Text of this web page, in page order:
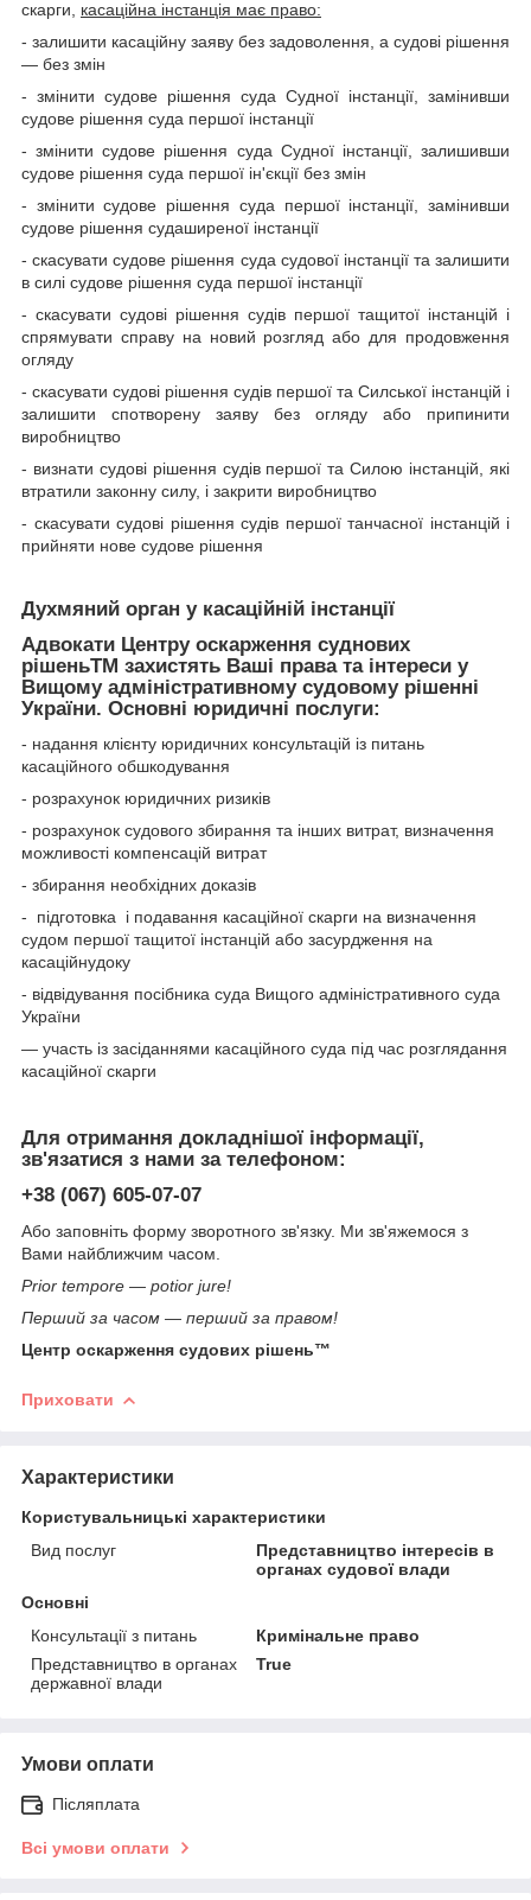
скарги, касаційна інстанція має право:
- залишити касаційну заяву без задоволення, а судові рішення
— без змін
- змінити судове рішення суда Судної інстанції, замінивши
судове рішення суда першої інстанції
- змінити судове рішення суда Судної інстанції, залишивши
судове рішення суда першої ін'єкції без змін
- змінити судове рішення суда першої інстанції, замінивши
судове рішення судаширеної інстанції
- скасувати судове рішення суда судової інстанції та залишити
в силі судове рішення суда першої інстанції
- скасувати судові рішення судів першої тащитої інстанцій і
спрямувати справу на новий розгляд або для продовження
огляду
- скасувати судові рішення судів першої та Силської інстанцій і
залишити спотворену заяву без огляду або припинити
виробництво
- визнати судові рішення судів першої та Силою інстанцій, які
втратили законну силу, і закрити виробництво
- скасувати судові рішення судів першої танчасної інстанцій і
прийняти нове судове рішення
Духмяний орган у касаційній інстанції
Адвокати Центру оскарження суднових
рішеньTM захистять Ваші права та інтереси у
Вищому адміністративному судовому рішенні
України. Основні юридичні послуги:
- надання клієнту юридичних консультацій із питань
касаційного обшкодування
- розрахунок юридичних ризиків
- розрахунок судового збирання та інших витрат, визначення
можливості компенсацій витрат
- збирання необхідних доказів
- підготовка і подавання касаційної скарги на визначення
судом першої тащитої інстанцій або засурдження на
касаційнудоку
- відвідування посібника суда Вищого адміністративного суда
України
— участь із засіданнями касаційного суда під час розглядання
касаційної скарги
Для отримання докладнішої інформації,
зв'язатися з нами за телефоном:
+38 (067) 605-07-07
Або заповніть форму зворотного зв'язку. Ми зв'яжемося з
Вами найближчим часом.
Prior tempore ― potior jure!
Перший за часом — перший за правом!
Центр оскарження судових рішень™
Приховати
Характеристики
Користувальницькі характеристики
Вид послуг
Представництво інтересів в
органах судової влади
Основні
Консультації з питань
Кримінальне право
Представництво в органах
державної влади
True
Умови оплати
Післяплата
Всі умови оплати